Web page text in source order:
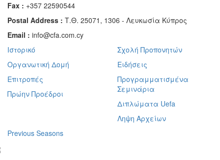
Fax : +357 22590544
Postal Address : Τ.Θ. 25071, 1306 - Λευκωσία Κύπρος
Email : info@cfa.com.cy
Ιστορικό
Οργανωτική Δομή
Επιτροπές
Πρώην Προέδροι
Σχολή Προπονητών
Ειδήσεις
Προγραμματισμένα
Σεμινάρια
Διπλώματα Uefa
Ληψη Αρχείων
Previous Seasons